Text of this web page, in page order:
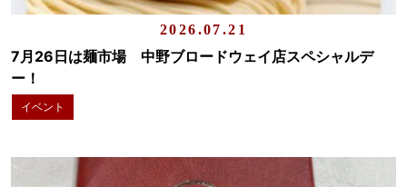
2026.07.21
7月26日は麺市場 中野ブロードウェイ店スペシャルデ
ー！
イベント